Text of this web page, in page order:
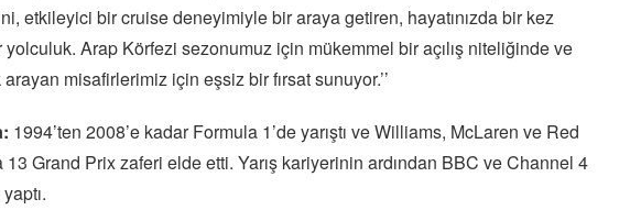
etkileyici bir cruise deneyimiyle bir araya getiren, hayatınızda bir kez
Arap Körfezi sezonumuz için mükemmel bir açılış niteliğinde ve
misafirlerimiz için eşsiz bir fırsat sunuyor.’’
1994’ten 2008’e kadar Formula 1’de yarıştı ve Williams, McLaren ve Red
13 Grand Prix zaferi elde etti. Yarış kariyerinin ardından BBC ve Channel 4